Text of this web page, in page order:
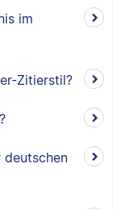
im
Zitierstil?